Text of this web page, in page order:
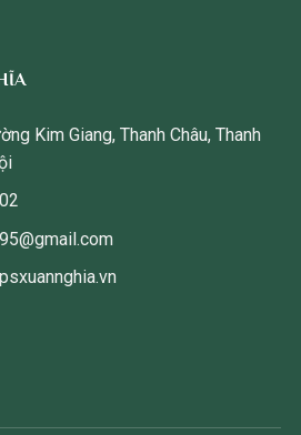
Kim Giang, Thanh Châu, Thanh